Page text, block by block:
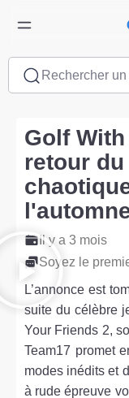
Rechercher
Golf
retour
Il y a 3 mois
Soyez le
L’annonce est
suite du célèbre
Your Friends 2,
Team17 promet
modes inédits et
à rude épreuve